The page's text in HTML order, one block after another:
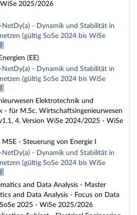
2025/2026
NetDy(a) - Dynamik und Stabilität in
(gültig SoSe 2024 bis WiSe
(EE)
NetDy(a) - Dynamik und Stabilität in
(gültig SoSe 2024 bis WiSe
Elektrotechnik und
- für M.Sc. Wirtschaftsingenieurwesen
4. Version WiSe 2024/2025 - WiSe
- Steuerung von Energie I
NetDy(a) - Dynamik und Stabilität in
(gültig SoSe 2024 bis WiSe
and Data Analysis - Master
and Data Analysis - Focus on Data
2025 - WiSe 2025/2026